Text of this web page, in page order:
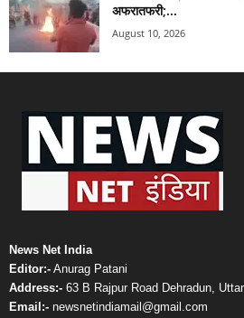
अफरातफरी;...
August 10, 2026
News Net India
Editor:- Anurag Patani
Address:- 63 B Rajpur Road Dehradun,
Email:- newsnetindiamail@gmail.com